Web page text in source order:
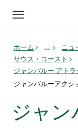
Toggle
navigation
ホーム ...
ニュ
サウス・コースト
ジャンバルー アトラ
ジャン